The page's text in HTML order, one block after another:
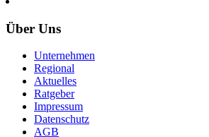
Über Uns
Unternehmen
Regional
Aktuelles
Ratgeber
Impressum
Datenschutz
AGB